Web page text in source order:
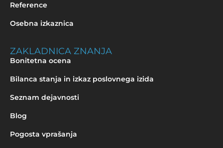
Reference
Osebna izkaznica
ZAKLADNICA ZNANJA
Bonitetna ocena
Bilanca stanja in izkaz poslovnega izida
Seznam dejavnosti
Blog
Pogosta vprašanja